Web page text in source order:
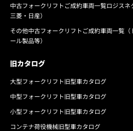
中古フォークリフトご成約車両一覧ロジスネ
三菱・日産）
その他中古フォークリフトご成約車両一覧
ール製品等）
旧カタログ
大型フォークリフト旧型車カタログ
中型フォークリフト旧型車カタログ
小型フォークリフト旧型車カタログ
コンテナ荷役機械旧型車カタログ